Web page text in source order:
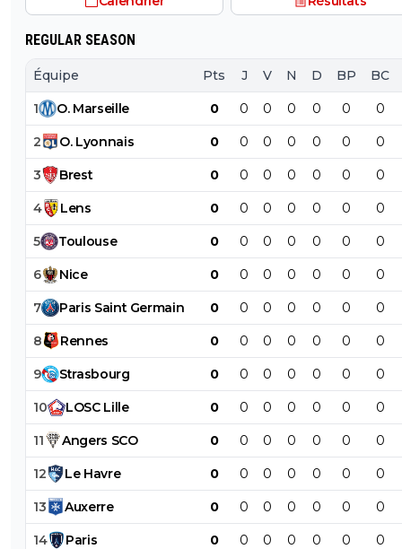
REGULAR SEASON
Équipe Pts J V N D BP BC
1 O. Marseille 0 0 0 0 0 0 0
2 O. Lyonnais 0 0 0 0 0 0 0
3 Brest 0 0 0 0 0 0 0
4 Lens 0 0 0 0 0 0 0
5 Toulouse 0 0 0 0 0 0 0
6 Nice 0 0 0 0 0 0 0
7 Paris Saint Germain 0 0 0 0 0 0 0
8 Rennes 0 0 0 0 0 0 0
9 Strasbourg 0 0 0 0 0 0 0
10 LOSC Lille 0 0 0 0 0 0 0
11 Angers SCO 0 0 0 0 0 0 0
12 Le Havre 0 0 0 0 0 0 0
13 Auxerre 0 0 0 0 0 0 0
14 Paris 0 0 0 0 0 0 0